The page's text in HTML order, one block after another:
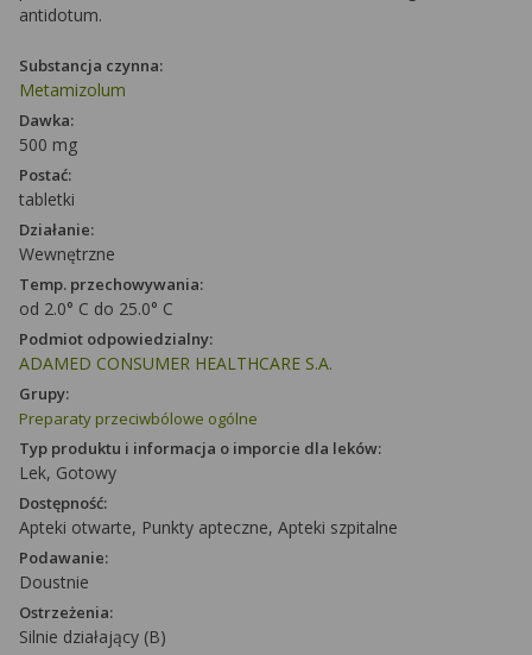
antidotum.
Substancja czynna:
Metamizolum
Dawka:
500 mg
Postać:
tabletki
Działanie:
Wewnętrzne
Temp. przechowywania:
od 2.0° C do 25.0° C
Podmiot odpowiedzialny:
ADAMED CONSUMER HEALTHCARE S.A.
Grupy:
Preparaty przeciwbólowe ogólne
Typ produktu i informacja o imporcie dla leków:
Lek, Gotowy
Dostępność:
Apteki otwarte, Punkty apteczne, Apteki szpitalne
Podawanie:
Doustnie
Ostrzeżenia:
Silnie działający (B)